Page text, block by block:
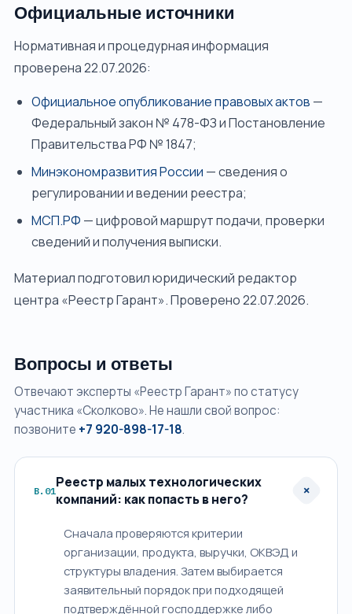
Официальные источники
Нормативная и процедурная информация
проверена 22.07.2026:
Официальное опубликование правовых актов —
Федеральный закон № 478-ФЗ и Постановление
Правительства РФ № 1847;
Минэкономразвития России — сведения о
регулировании и ведении реестра;
МСП.РФ — цифровой маршрут подачи, проверки
сведений и получения выписки.
Материал подготовил юридический редактор
центра «Реестр Гарант». Проверено 22.07.2026.
Вопросы и ответы
Отвечают эксперты «Реестр Гарант» по статусу
участника «Сколково». Не нашли свой вопрос:
позвоните +7 920-898-17-18.
В.01Реестр малых технологических
компаний: как попасть в него?
+
Сначала проверяются критерии
организации, продукта, выручки, ОКВЭД и
структуры владения. Затем выбирается
заявительный порядок при подходящей
подтверждённой господдержке либо